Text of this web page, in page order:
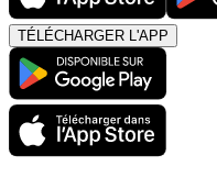
TÉLÉCHARGER L'APP